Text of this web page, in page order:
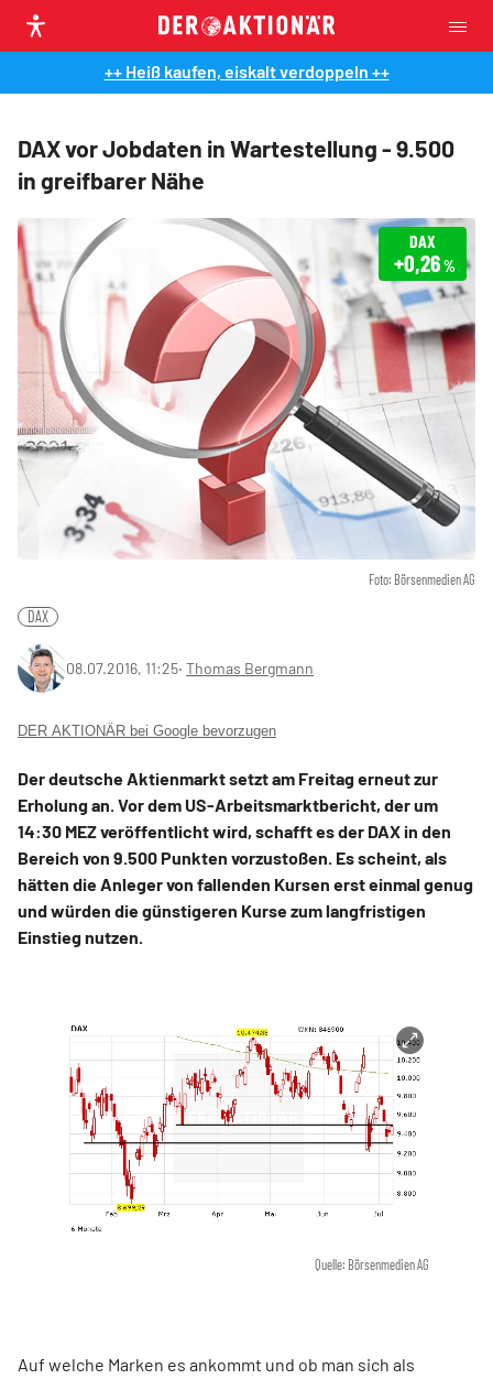
++ Heiß kaufen, eiskalt verdoppeln ++
DAX vor Jobdaten in Wartestellung - 9.500
in greifbarer Nähe
Foto: Börsenmedien AG
DAX
+0,26%
DAX
08.07.2016, 11:25‧ Thomas Bergmann
DER AKTIONÄR bei Google bevorzugen
Der deutsche Aktienmarkt setzt am Freitag erneut zur
Erholung an. Vor dem US-Arbeitsmarktbericht, der um
14:30 MEZ veröffentlicht wird, schafft es der DAX in den
Bereich von 9.500 Punkten vorzustoßen. Es scheint, als
hätten die Anleger von fallenden Kursen erst einmal genug
und würden die günstigeren Kurse zum langfristigen
Einstieg nutzen.
Quelle: Börsenmedien AG
Auf welche Marken es ankommt und ob man sich als